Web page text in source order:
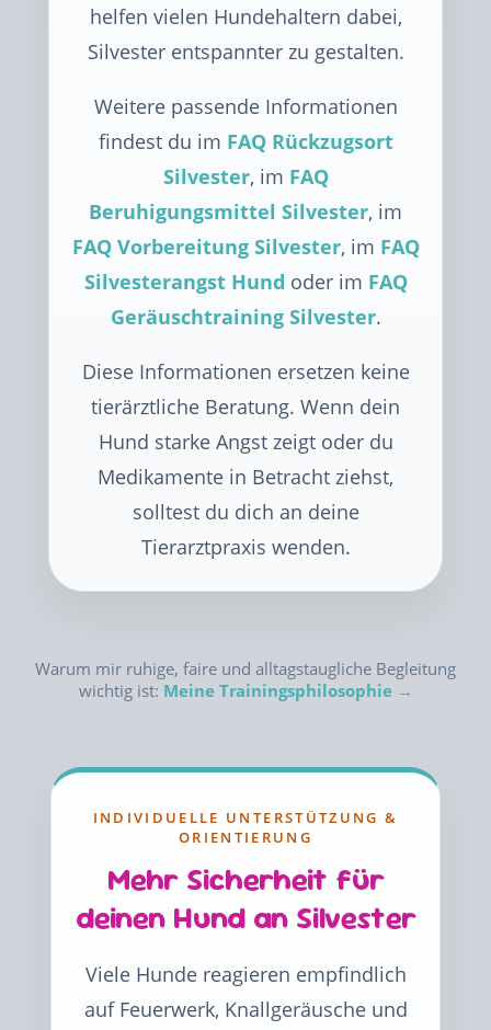
helfen vielen Hundehaltern dabei,
Silvester entspannter zu gestalten.
Weitere passende Informationen
findest du im FAQ Rückzugsort
Silvester, im FAQ
Beruhigungsmittel Silvester, im
FAQ Vorbereitung Silvester, im FAQ
Silvesterangst Hund oder im FAQ
Geräuschtraining Silvester.
Diese Informationen ersetzen keine
tierärztliche Beratung. Wenn dein
Hund starke Angst zeigt oder du
Medikamente in Betracht ziehst,
solltest du dich an deine
Tierarztpraxis wenden.
Warum mir ruhige, faire und alltagstaugliche Begleitung
wichtig ist: Meine Trainingsphilosophie →
INDIVIDUELLE UNTERSTÜTZUNG &
ORIENTIERUNG
Mehr Sicherheit für
deinen Hund an Silvester
Viele Hunde reagieren empfindlich
auf Feuerwerk, Knallgeräusche und